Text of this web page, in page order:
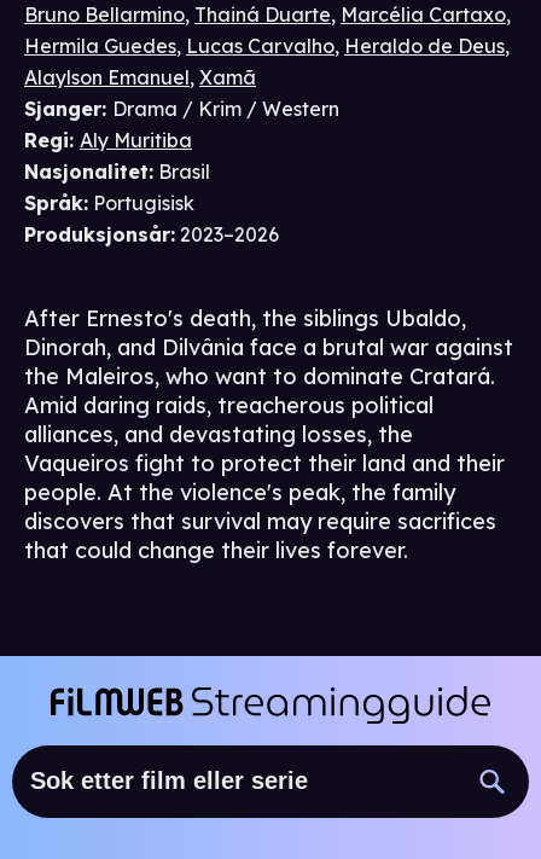
Bruno Bellarmino, Thainá Duarte, Marcélia Cartaxo,
Hermila Guedes, Lucas Carvalho, Heraldo de Deus,
Alaylson Emanuel, Xamã
Sjanger: Drama / Krim / Western
Regi: Aly Muritiba
Nasjonalitet: Brasil
Språk: Portugisisk
Produksjonsår: 2023–2026
After Ernesto's death, the siblings Ubaldo,
Dinorah, and Dilvânia face a brutal war against
the Maleiros, who want to dominate Cratará.
Amid daring raids, treacherous political
alliances, and devastating losses, the
Vaqueiros fight to protect their land and their
people. At the violence's peak, the family
discovers that survival may require sacrifices
that could change their lives forever.